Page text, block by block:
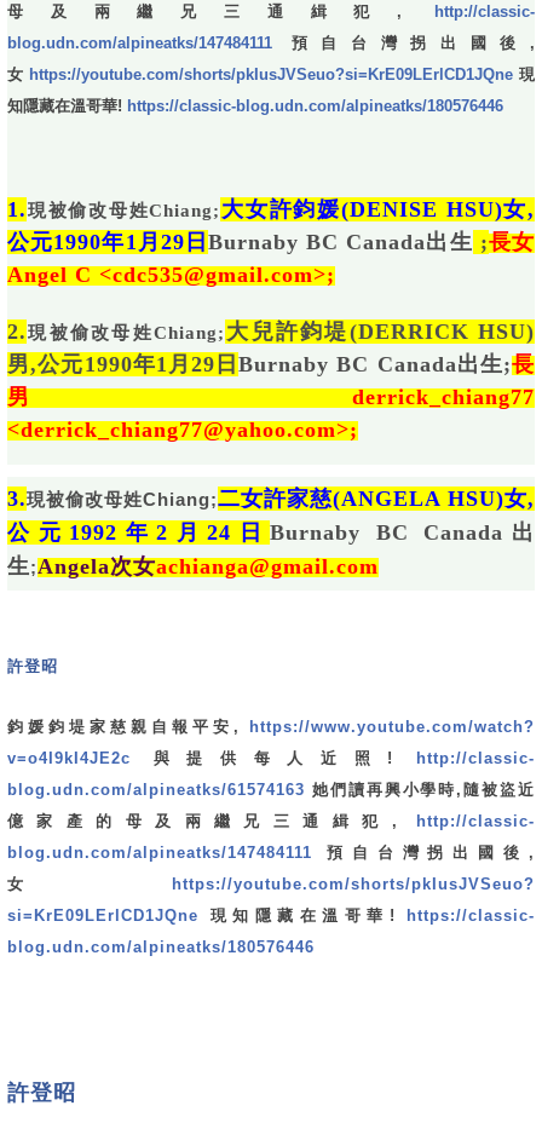
母及兩繼兄三通緝犯,
http://classic-
blog.udn.com/alpineatks/147484111 預自台灣拐出國後,
女 https://youtube.com/shorts/pkIusJVSeuo?si=KrE09LErlCD1JQne 現
知隱藏在溫哥華! https://classic-blog.udn.com/alpineatks/180576446
1.現被偷改母姓Chiang; 大女許鈞媛(DENISE HSU)女,
公元1990年1月29日 Burnaby BC Canada出生 ;長女
Angel C <cdc535@gmail.com>;
2.現被偷改母姓Chiang; 大兒許鈞堤(DERRICK HSU)
男,公元1990年1月29日Burnaby BC Canada出生;長
男derrick_chiang77
<derrick_chiang77@yahoo.com>;
3.現被偷改母姓Chiang;二女許家慈(ANGELA HSU)女,
公元1992年2月24日Burnaby BC Canada出
生;Angela次女achianga@gmail.com
許登昭
鈞媛鈞堤家慈親自報平安,
https://www.youtube.com/watch?
v=o4I9kI4JE2c 與提供每人近照!
http://classic-
blog.udn.com/alpineatks/61574163 她們讀再興小學時,隨被盜近
億家產的母及兩繼兄三通緝犯,
http://classic-
blog.udn.com/alpineatks/147484111 預自台灣拐出國後,
女
https://youtube.com/shorts/pkIusJVSeuo?
si=KrE09LErlCD1JQne 現知隱藏在溫哥華!
https://classic-
blog.udn.com/alpineatks/180576446
許登昭